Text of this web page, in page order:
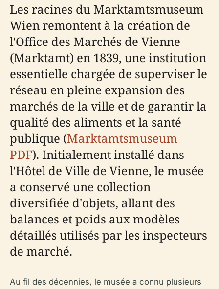
Les racines du Marktamtsmuseum
Wien remontent à la création de
l'Office des Marchés de Vienne
(Marktamt) en 1839, une institution
essentielle chargée de superviser le
réseau en pleine expansion des
marchés de la ville et de garantir la
qualité des aliments et la santé
publique (Marktamtsmuseum
PDF). Initialement installé dans
l'Hôtel de Ville de Vienne, le musée
a conservé une collection
diversifiée d'objets, allant des
balances et poids aux modèles
détaillés utilisés par les inspecteurs
de marché.
Au fil des décennies, le musée a connu plusieurs